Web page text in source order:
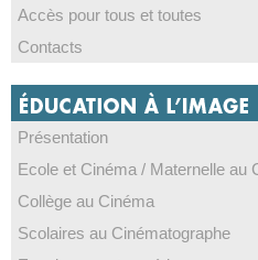
Accès pour tous et toutes
Contacts
Présentation
Ecole et Cinéma / Maternelle au
Collège au Cinéma
Scolaires au Cinématographe